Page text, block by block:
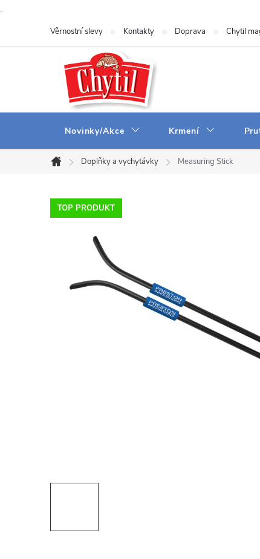
.
Věrnostní slevy Kontakty Doprava Chytil
Novinky/Akce Krmení
Domů
Doplňky a vychytávky Measuring Stick
TOP PRODUKT